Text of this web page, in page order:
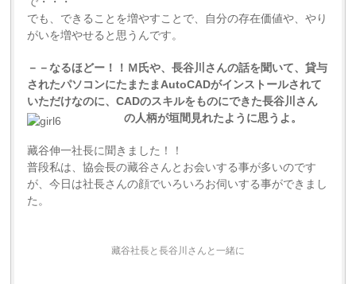
でも、できることを増やすことで、自分の存在価値や、やり
がいを増やせると思うんです。
－－なるほどー！！Ｍ氏や、長谷川さんの話を聞いて、貸与
されたパソコンにたまたまAutoCADがインストールされて
いただけなのに、CADのスキルをものにできた長谷川さん
の人柄が垣間見れたように思うよ。
藏谷伸一社長に聞きました！！
普段私は、協会長の藏谷さんとお会いする事が多いのです
が、今日は社長さんの顔でいろいろお伺いする事ができまし
た。
藏谷社長と長谷川さんと一緒に